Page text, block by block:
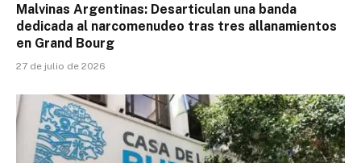
Malvinas Argentinas: Desarticulan una banda
dedicada al narcomenudeo tras tres allanamientos
en Grand Bourg
27 de julio de 2026